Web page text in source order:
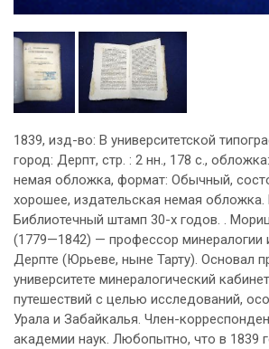
1839, изд-во: В университетской
город: Дерпт, стр. : 2 нн., 178 с.,
немая обложка, формат: Обычный,
хорошее, издательская немая обложка.
Библиотечный штамп 30-х годов. .
(1779—1842) — профессор минералогии
Дерпте (Юрьеве, ныне Тарту). Основал
университете минералогический
путешествий с целью исследований,
Урала и Забайкалья. Член-
академии наук. Любопытно, что в 1839